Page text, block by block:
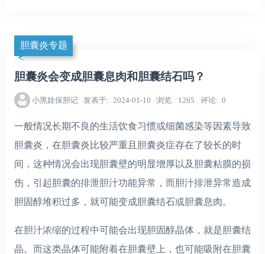
胆囊炎专题
胆囊炎会变成胆囊息肉和胆囊结石吗？
小黑娃保胆记 发表于 2024-01-10 浏览 1265 评论 0
一般情况长期不良的生活饮食习惯或细菌感染等因素导致
胆囊炎，在胆囊炎比较严重且胆囊炎症存在了较长的时
间，这种情况会出现胆囊壁的明显增厚以及胆囊粘膜的损
伤，引起胆囊的排泄胆汁功能异常，而胆汁排泄异常造成
胆固醇堆积过多，就可能变成胆囊结石或胆囊息肉。
在胆汁浓缩的过程中可能会出现胆固醇晶体，就是胆囊结
晶。而这类晶体可能附着在胆囊壁上，也可能吸附在胆囊